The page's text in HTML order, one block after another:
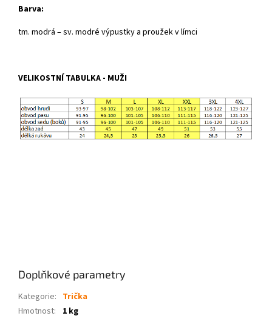
Barva:
tm. modrá – sv. modré výpustky a proužek v límci
VELIKOSTNÍ TABULKA - MUŽI
Doplňkové parametry
Kategorie: Trička
Hmotnost: 1 kg